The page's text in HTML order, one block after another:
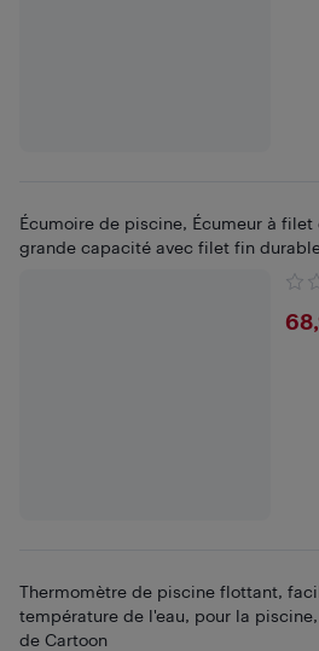
Écumoire de piscine, Écumeur à
grande capacité avec filet fin
Thermomètre de piscine flottant,
température de l'eau, pour la
de Cartoon